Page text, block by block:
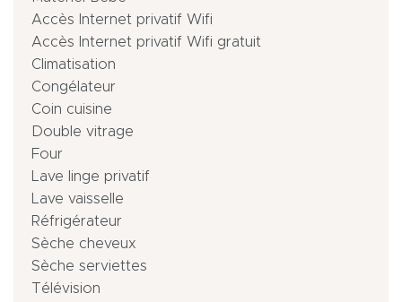
Accès Internet privatif Wifi
Accès Internet privatif Wifi gratuit
Climatisation
Congélateur
Coin cuisine
Double vitrage
Four
Lave linge privatif
Lave vaisselle
Réfrigérateur
Sèche cheveux
Sèche serviettes
Télévision